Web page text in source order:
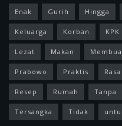
Enak Gurih Hingga
Keluarga Korban KPK
Lezat Makan
Prabowo Praktis Rasa
Resep Rumah Tanpa
Tersangka Tidak